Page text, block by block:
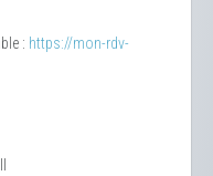
: https://mon-rdv-